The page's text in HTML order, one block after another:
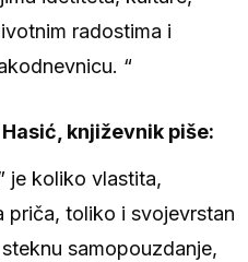
radostima i
“
književnik piše:
je koliko vlastita,
priča, toliko i svojevrstan
samopouzdanje,